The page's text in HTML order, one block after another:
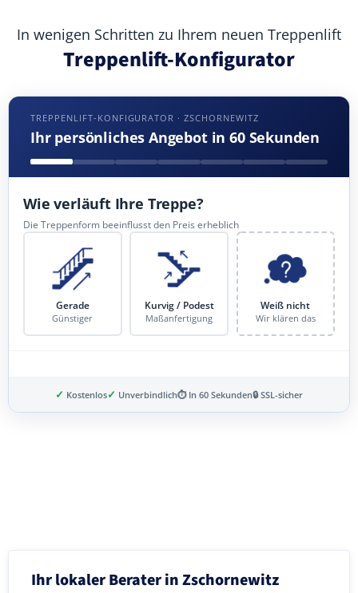
In wenigen Schritten zu Ihrem neuen Treppenlift
Treppenlift-Konfigurator
TREPPENLIFT-KONFIGURATOR · ZSCHORNEWITZ
Ihr persönliches Angebot in 60 Sekunden
Wie verläuft Ihre Treppe?
Die Treppenform beeinflusst den Preis erheblich
Gerade
Günstiger
Kurvig / Podest
Maßanfertigung
Weiß nicht
Wir klären das
✓ Kostenlos✓ Unverbindlich⏱ In 60 Sekunden🔒 SSL-sicher
Ihr lokaler Berater in Zschornewitz